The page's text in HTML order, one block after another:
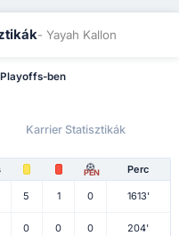
- Yayah Kallon
ben
Karrier Statisztikák
PEN Perc
5 1 0 1613'
0 0 0 204'